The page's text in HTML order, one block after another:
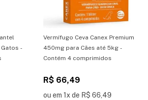
-
Vermífugo Ceva Canex Premium
450mg para Cães até 5kg -
Contém 4 comprimidos
R$ 66,49
ou em 1x de R$ 66,49